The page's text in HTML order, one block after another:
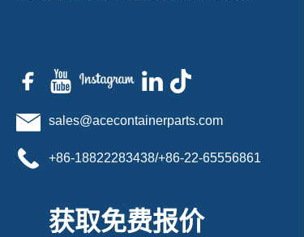
sales@acecontainerparts.com
+86-18822283438/+86-22-65556861
获取免费报价